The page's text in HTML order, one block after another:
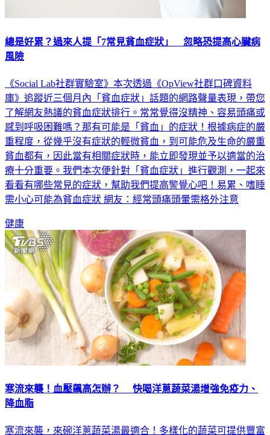
風險
庫》追蹤近三個月內「貧血症狀」話題的網路聲量表現，帶您
了解網友熱議的貧血症狀排行。常常覺得沒精神、容易頭痛或
感到呼吸困難嗎？那有可能是「貧血」的症狀！根據病症的嚴
重程度，從幾乎沒有症狀的輕微貧血，到可能危及生命的嚴重
貧血都有，因此當有相關症狀時，能立即發現並予以適當的治
療十分重要。我們本次便針對「貧血症狀」進行觀測，一起來
看看有哪些常見的症狀，幫助我們提高警覺心吧！易累、嗜睡
需小心可能為貧血症狀 網友：經常頭痛頭暈需格外注意
降血脂
的維生素Ｃ，有效預防感冒或加速感冒恢復，對於降血脂和穩